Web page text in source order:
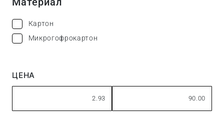
Картон
Микрогофрокартон
ЦЕНА